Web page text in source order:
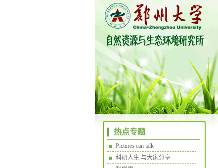
热点专题
Pictures can talk
科研人生 与大家分享